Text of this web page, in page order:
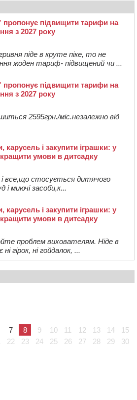
пропонує підвищити тарифи на
з 2027 року
піде в круте піке, то не
жоден тариф- підвищений чи ...
пропонує підвищити тарифи на
з 2027 року
2595грн./міс.незалежно від
карусель і закупити іграшки: у
умови в дитсадку
і все,що стосується дитячого
і миючі засоби,к...
карусель і закупити іграшки: у
умови в дитсадку
проблем вихователям. Ніде в
гірок, ні гойдалок, ...
7 8 9 10 11 12 13 14
15
22 23 24 25 26 27 28 29
30